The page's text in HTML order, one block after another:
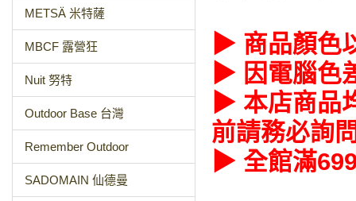
METSÄ 米特薩
MBCF 露營狂
Nuit 努特
Outdoor Base 台灣
Remember Outdoor
SADOMAIN 仙德曼
▶ 商品顏色
▶ 因電腦色
▶ 本店商品
前請務必詢
▶ 全館滿